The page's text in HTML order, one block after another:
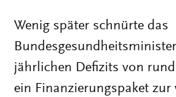
Wenig später schnürte das
jährlichen Defizits von
ein Finanzierungspaket